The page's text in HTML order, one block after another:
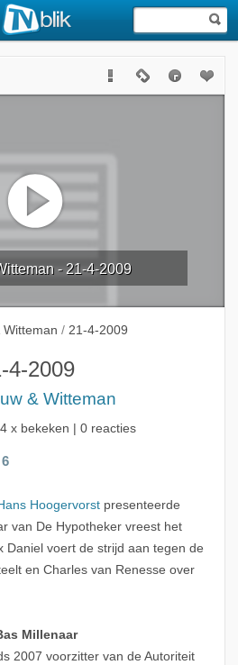
- 21-4-2009
Witteman / 21-4-2009
4-2009
& Witteman
x bekeken | 0 reacties
Hoogervorstpresenteerde
van De Hypotheker vreest het
Daniel voert de strijd aan tegen de
en Charles van Renesse over
Millenaar
2007 voorzitter van de Autoriteit